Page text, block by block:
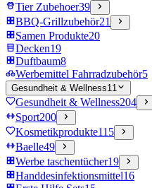
Tier Zubehoer39
BBQ-Grillzubehör21
Samen Produkte20
Decken19
Duftbaum8
Werbemittel Fahrradzubehör5
Gesundheit & Wellness11
Gesundheit & Wellness204
Sport200
Kosmetikprodukte115
Baelle49
Werbe taschentücher19
Handdesinfektionsmittel16